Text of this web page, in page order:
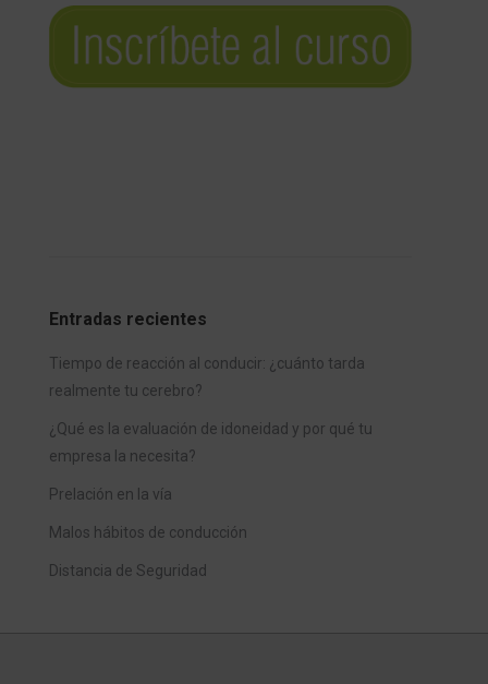
Entradas recientes
Tiempo de reacción al conducir: ¿cuánto tarda
realmente tu cerebro?
¿Qué es la evaluación de idoneidad y por qué tu
empresa la necesita?
Prelación en la vía
Malos hábitos de conducción
Distancia de Seguridad